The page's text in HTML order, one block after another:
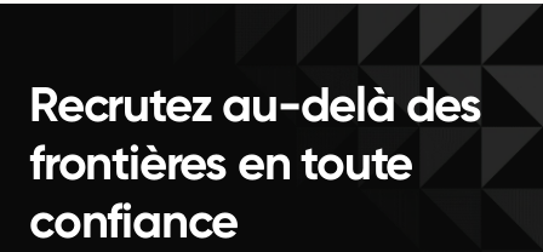
Recrutez au-delà des
frontières en toute
confiance